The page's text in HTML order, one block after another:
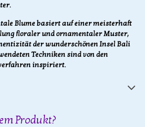
Blume basiert auf einer meisterhaft
floraler und ornamentaler Muster,
der wunderschönen Insel Bali
Techniken sind von den
inspiriert.
Produkt?